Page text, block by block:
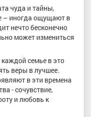
чуда и тайны,
– иногда ощущают в
нечто бесконечно
может измениться
семье в это
веры в лучшее.
в эти времена
- сочувствие,
и любовь к